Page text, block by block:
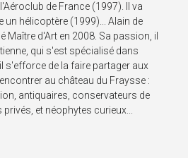
de France (1997). Il va
hélicoptère (1999)... Alain de
Maître d'Art en 2008. Sa passion, il
qui s'est spécialisé dans
s'efforce de la faire partager aux
au château du Fraysse :
antiquaires, conservateurs de
et néophytes curieux...